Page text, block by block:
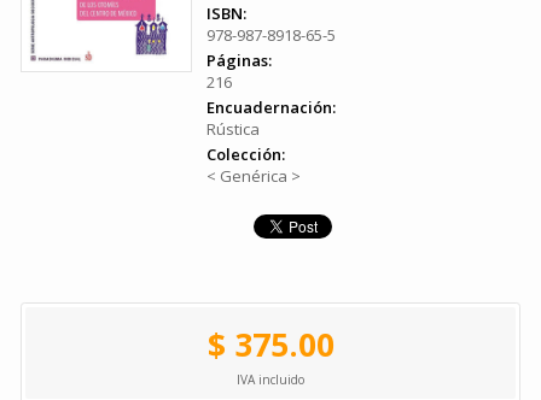
ISBN:
978-987-8918-65-5
Páginas:
216
Encuadernación:
Rústica
Colección:
< Genérica >
$ 375.00
IVA incluido